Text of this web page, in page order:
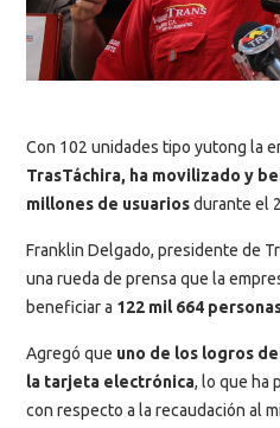
Con 102 unidades tipo yutong la
TrasTáchira, ha movilizado y
millones de usuariosdurante el
Franklin Delgado, presidente de
una rueda de prensa que la
beneficiar a 122 mil 664
Agregó que uno de los logros
la tarjeta electrónica, lo que ha
con respecto a la recaudación al